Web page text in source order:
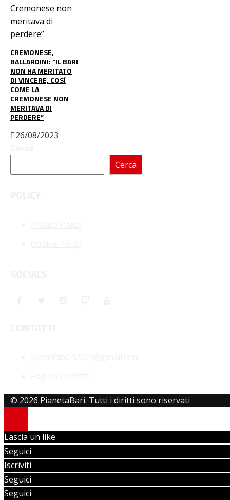
CREMONESE,
BALLARDINI: “IL BARI
NON HA MERITATO
DI VINCERE, COSÌ
COME LA
CREMONESE NON
MERITAVA DI
PERDERE”
26/08/2023
Cerca
© 2026 PianetaBari. Tutti i diritti sono riservati
Lascia un like
Seguici
Iscriviti
Seguici
Seguici